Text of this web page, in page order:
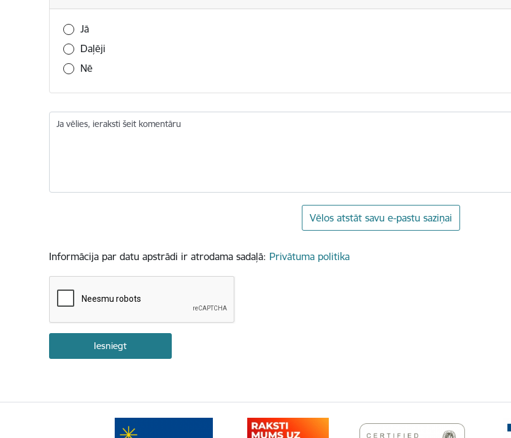
Vai šī informācija bija noderīga?
Jā
Daļēji
Nē
Ja vēlies, ieraksti šeit komentāru
Vēlos atstāt savu e-pastu saziņai
Informācija par datu apstrādi ir atrodama sadaļā: Privātuma politika